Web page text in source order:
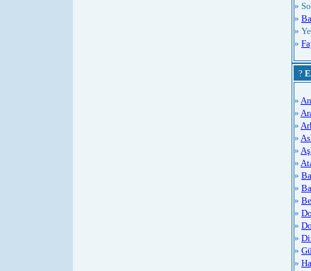
»
»
»
»
?
»
»
»
»
»
»
»
»
»
»
»
»
»
»